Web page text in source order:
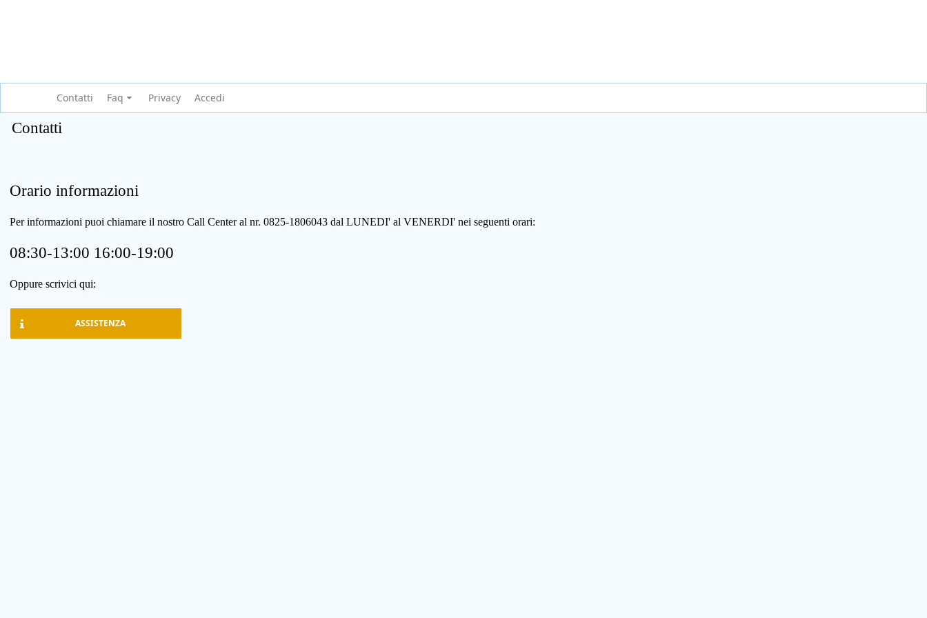
Contatti Faq Privacy Accedi
Contatti
Orario informazioni
Per informazioni puoi chiamare il nostro Call Center al nr. 0825-1806043 dal LUNEDI' al VENERDI' nei seguenti orari:
08:30-13:00 16:00-19:00
Oppure scrivici qui:
ASSISTENZA